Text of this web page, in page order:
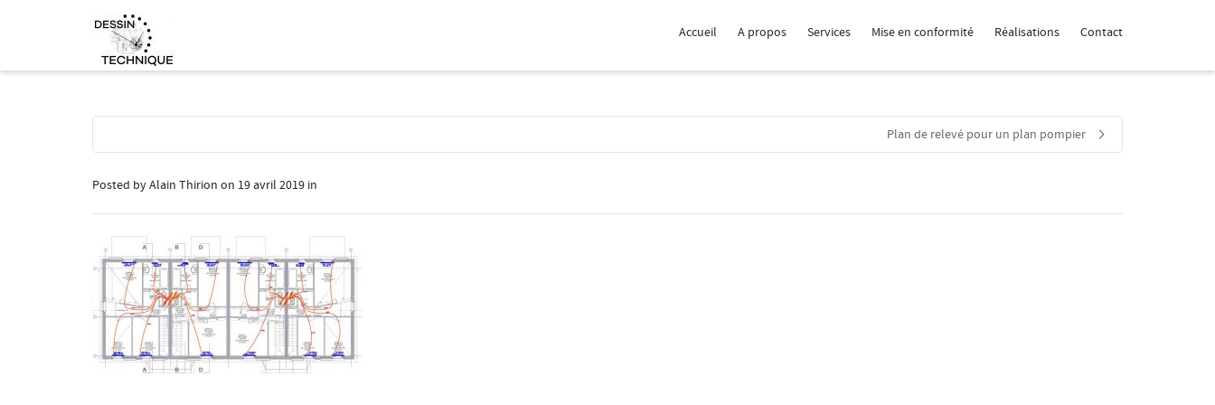
Accueil A propos Services Mise en conformité Réalisations Contact
Plan de relevé pour un plan pompier
Posted byAlain Thirion on 19 avril 2019 in